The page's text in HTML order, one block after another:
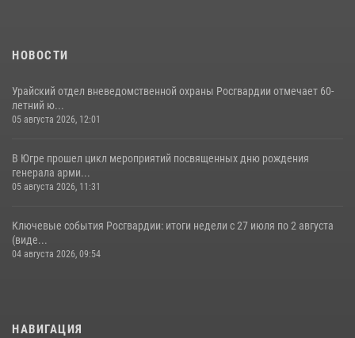
НОВОСТИ
Урайский отдел вневедомственной охраны Росгвардии отмечает 60-
летний ю...
05 августа 2026, 12:01
В Югре прошел цикл мероприятий посвященных дню рождения
генерала арми...
05 августа 2026, 11:31
Ключевые события Росгвардии: итоги недели с 27 июля по 2 августа
(виде...
04 августа 2026, 09:54
НАВИГАЦИЯ